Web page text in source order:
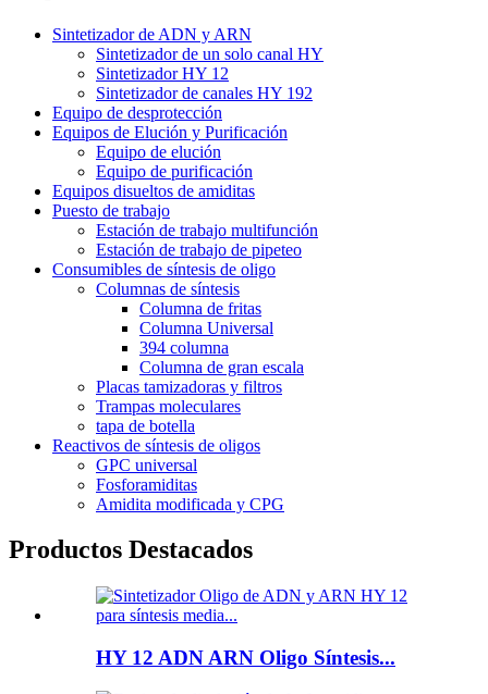
Sintetizador de ADN y ARN
Sintetizador de un solo canal HY
Sintetizador HY 12
Sintetizador de canales HY 192
Equipo de desprotección
Equipos de Elución y Purificación
Equipo de elución
Equipo de purificación
Equipos disueltos de amiditas
Puesto de trabajo
Estación de trabajo multifunción
Estación de trabajo de pipeteo
Consumibles de síntesis de oligo
Columnas de síntesis
Columna de fritas
Columna Universal
394 columna
Columna de gran escala
Placas tamizadoras y filtros
Trampas moleculares
tapa de botella
Reactivos de síntesis de oligos
GPC universal
Fosforamiditas
Amidita modificada y CPG
Productos Destacados
HY 12 ADN ARN Oligo Síntesis...